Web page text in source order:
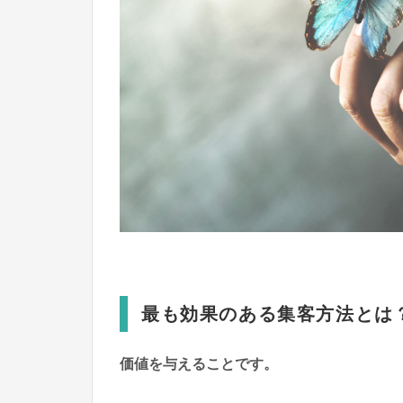
最も効果のある集客方法とは
価値を与えることです。